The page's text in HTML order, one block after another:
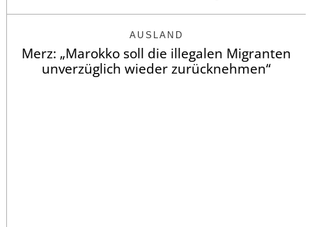
AUSLAND
Merz: „Marokko soll die illegalen Migranten
unverzüglich wieder zurücknehmen“